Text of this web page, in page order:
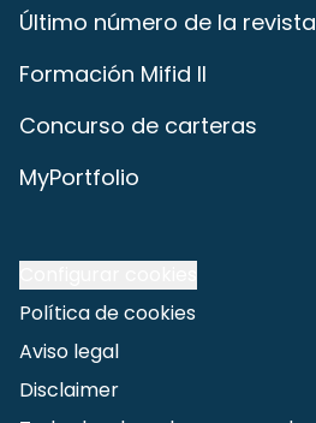
Último número de la revista
Formación Mifid II
Concurso de carteras
MyPortfolio
Política de cookies
Aviso legal
Disclaimer